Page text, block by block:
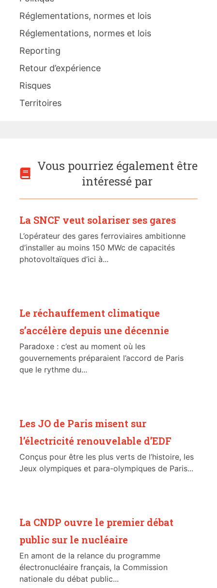
Réglementations, normes et lois
Réglementations, normes et lois
Reporting
Retour d’expérience
Risques
Territoires
Vous pourriez également être
intéressé par
La SNCF veut solariser ses gares
L’opérateur des gares ferroviaires ambitionne
d’installer au moins 150 MWc de capacités
photovoltaïques d’ici à...
Le réchauffement climatique
s’accélère depuis une décennie
Paradoxe : c’est au moment où les
gouvernements préparaient l’accord de Paris
que le rythme du...
Les JO de Paris misent sur
l’électricité renouvelable d’EDF
Conçus pour être les plus verts de l’histoire, les
Jeux olympiques et para-olympiques de Paris...
La CNDP ouvre le premier débat
public sur le nucléaire
En amont de la relance du programme
électronucléaire français, la Commission
nationale du débat public...